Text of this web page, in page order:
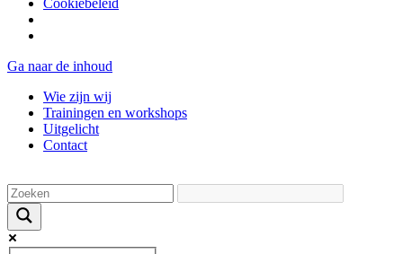
Cookiebeleid
Ga naar de inhoud
Wie zijn wij
Trainingen en workshops
Uitgelicht
Contact